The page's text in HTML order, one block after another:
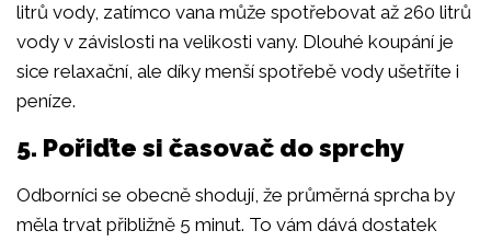
litrů vody, zatímco vana může spotřebovat až 260 litrů
vody v závislosti na velikosti vany. Dlouhé koupání je
sice relaxační, ale díky menší spotřebě vody ušetříte i
peníze.
5. Pořiďte si časovač do sprchy
Odborníci se obecně shodují, že průměrná sprcha by
měla trvat přibližně 5 minut. To vám dává dostatek